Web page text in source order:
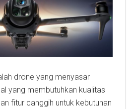
drone yang menyasar
yang membutuhkan kualitas
fitur canggih untuk kebutuhan